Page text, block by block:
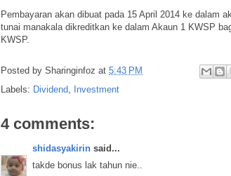
Pembayaran akan dibuat pada 15 April 2014 ke dalam
tunai manakala dikreditkan ke dalam Akaun 1 KWSP
KWSP.
Posted by Sharinginfoz at 5:43 PM
Labels: Dividend Investment
4 comments:
shidasyakirin said...
takde bonus lak tahun nie..